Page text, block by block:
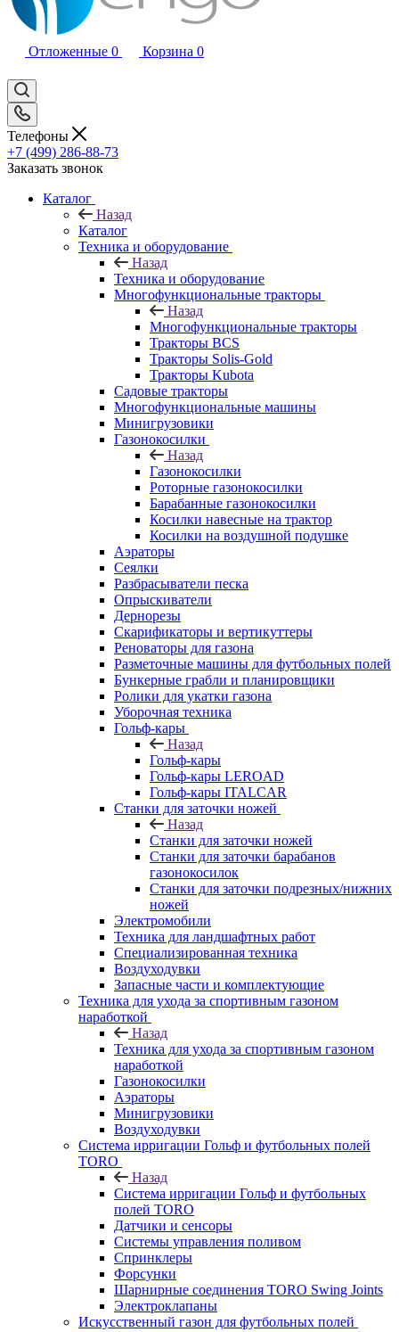
Отложенные 0 Корзина 0
Телефоны
+7 (499) 286-88-73
Заказать звонок
Каталог
Назад
Каталог
Техника и оборудование
Назад
Техника и оборудование
Многофункциональные тракторы
Назад
Многофункциональные тракторы
Тракторы BCS
Тракторы Solis-Gold
Тракторы Kubota
Садовые тракторы
Многофункциональные машины
Минигрузовики
Газонокосилки
Назад
Газонокосилки
Роторные газонокосилки
Барабанные газонокосилки
Косилки навесные на трактор
Косилки на воздушной подушке
Аэраторы
Сеялки
Разбрасыватели песка
Опрыскиватели
Дернорезы
Скарификаторы и вертикуттеры
Реноваторы для газона
Разметочные машины для футбольных полей
Бункерные грабли и планировщики
Ролики для укатки газона
Уборочная техника
Гольф-кары
Назад
Гольф-кары
Гольф-кары LEROAD
Гольф-кары ITALCAR
Станки для заточки ножей
Назад
Станки для заточки ножей
Станки для заточки барабанов
газонокосилок
Станки для заточки подрезных/нижних
ножей
Электромобили
Техника для ландшафтных работ
Специализированная техника
Воздуходувки
Запасные части и комплектующие
Техника для ухода за спортивным газоном
наработкой
Назад
Техника для ухода за спортивным газоном
наработкой
Газонокосилки
Аэраторы
Минигрузовики
Воздуходувки
Система ирригации Гольф и футбольных полей
TORO
Назад
Система ирригации Гольф и футбольных
полей TORO
Датчики и сенсоры
Системы управления поливом
Спринклеры
Форсунки
Шарнирные соединения TORO Swing Joints
Электроклапаны
Искусственный газон для футбольных полей